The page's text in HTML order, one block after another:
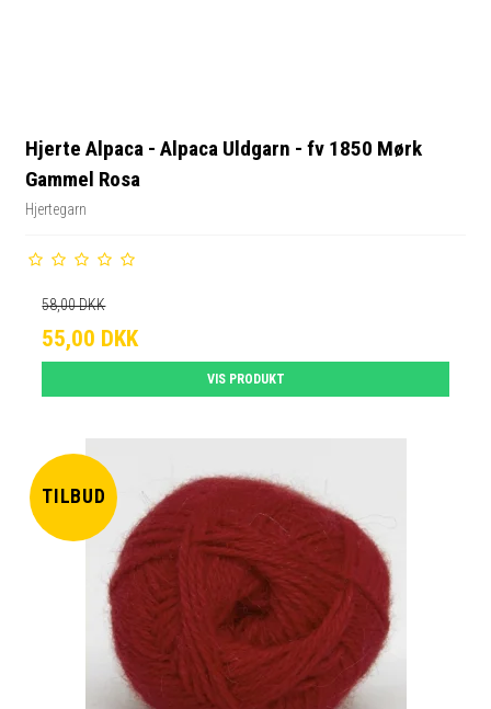
Hjerte Alpaca - Alpaca Uldgarn - fv 1850 Mørk
Gammel Rosa
Hjertegarn
58,00 DKK
55,00 DKK
VIS PRODUKT
TILBUD